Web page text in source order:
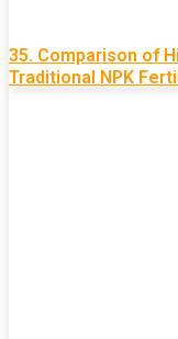
35. Comparison of
Traditional NPK